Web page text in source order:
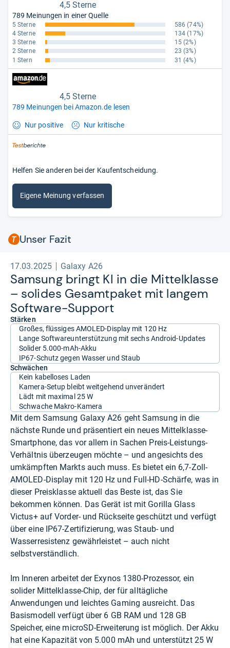
4,5 Sterne
789 Meinungen in einer Quelle
5 Sterne 586 (74%)
4 Sterne
134 (17%)
3 Sterne
15 (2%)
2 Sterne
23 (3%)
1 Stern
31 (4%)
4,5 Sterne
789 Meinungen bei Amazon.de lesen
Nur positive Nur kritische
Helfen Sie anderen bei der Kaufentscheidung.
Eigene Meinung verfassen
Unser Fazit
17.03.2025 Galaxy A26
Sam­sung bringt KI in die Mit­tel­klasse
– soli­des Gesamt­pa­ket mit lan­gem
Soft­ware-​Sup­port
Stärken
Großes, flüssiges AMOLED-Display mit 120 Hz
Lange Softwareunterstützung mit sechs Android-Updates
Solider 5.000-mAh-Akku
IP67-Schutz gegen Wasser und Staub
Schwächen
Kein kabelloses Laden
Kamera-Setup bleibt weitgehend unverändert
Lädt mit maximal 25 W
Schwache Makro-Kamera
Mit dem Samsung Galaxy A26 geht Samsung in die
nächste Runde und präsentiert ein neues Mittelklasse-
Smartphone, das vor allem in Sachen Preis-Leistungs-
Verhältnis überzeugen möchte – und angesichts des
umkämpften Markts auch muss. Es bietet ein 6,7-Zoll-
AMOLED-Display mit 120 Hz und Full-HD-Schärfe, was in
dieser Preisklasse aktuell das Beste ist, das Sie
bekommen können. Das Gerät ist mit Gorilla Glass
Victus+ auf Vorder- und Rückseite geschützt und verfügt
über eine IP67-Zertifizierung, was Staub- und
Wasserresistenz gewährleistet – auch nicht
selbstverständlich.
Im Inneren arbeitet der Exynos 1380-Prozessor, ein
solider Mittelklasse-Chip, der für alltägliche
Anwendungen und leichtes Gaming ausreicht. Das
Basismodell verfügt über 6 GB RAM und 128 GB
Speicher, eine microSD-Erweiterung ist möglich. Der Akku
hat eine Kapazität von 5.000 mAh und unterstützt 25 W